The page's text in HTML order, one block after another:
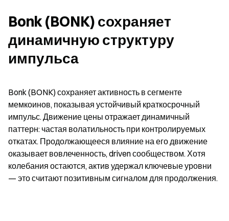
Bonk (BONK) сохраняет
динамичную структуру
импульса
Bonk (BONK) сохраняет активность в сегменте
мемкоинов, показывая устойчивый краткосрочный
импульс. Движение цены отражает динамичный
паттерн: частая волатильность при контролируемых
откатах. Продолжающееся влияние на его движение
оказывает вовлеченность, driven сообществом. Хотя
колебания остаются, актив удержал ключевые уровни
— это считают позитивным сигналом для продолжения.